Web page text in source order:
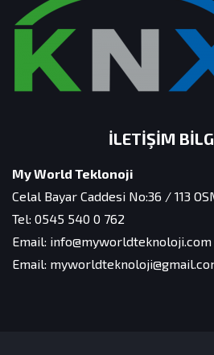
İLETIŞIM
My World Teklonoji
Celal Bayar Caddesi No:36 / 113
Tel: 0545 540 0 762
Email: info@myworldteknoloji.com
Email: